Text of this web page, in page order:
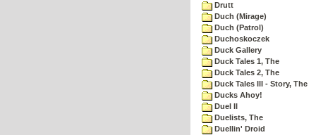
Drutt
Duch (Mirage)
Duch (Patrol)
Duchoskoczek
Duck Gallery
Duck Tales 1, The
Duck Tales 2, The
Duck Tales III - Story, The
Ducks Ahoy!
Duel II
Duelists, The
Duellin' Droid